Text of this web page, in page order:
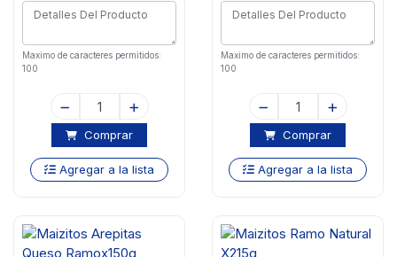
Maximo de caracteres permitidos:
100
Comprar
Agregar a la lista
Maximo de caracteres permitidos:
100
Comprar
Agregar a la lista